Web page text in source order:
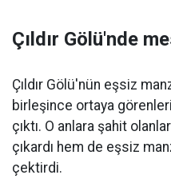
Çıldır Gölü'nde
Çıldır Gölü'nün eşsiz
birleşince ortaya
çıktı. O anlara şahit
çıkardı hem de eşsiz
çektirdi.